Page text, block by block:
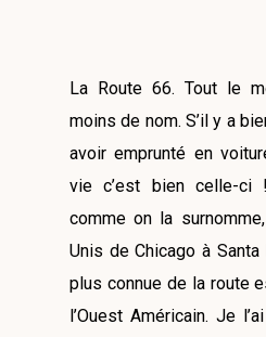
La Route 66. Tout le
moins de nom. S’il y a
avoir emprunté en
vie c’est bien celle-ci
comme on la
Unis de Chicago à
plus connue de la route
l’Ouest Américain. Je